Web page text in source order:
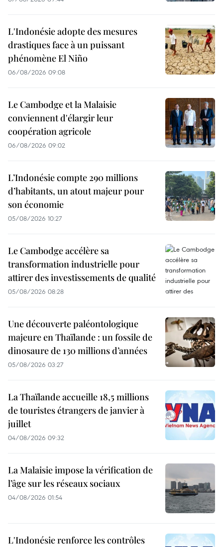
L'Indonésie adopte des mesures
drastiques face à un puissant
phénomène El Niño
06/08/2026 09:08
Le Cambodge et la Malaisie
conviennent d'élargir leur
coopération agricole
06/08/2026 09:02
L’Indonésie compte 290 millions
d’habitants, un atout majeur pour
son économie
05/08/2026 10:27
Le Cambodge accélère sa
transformation industrielle pour
attirer des investissements de qualité
05/08/2026 08:28
Une découverte paléontologique
majeure en Thaïlande : un fossile de
dinosaure de 130 millions d’années
05/08/2026 03:27
La Thaïlande accueille 18,5 millions
de touristes étrangers de janvier à
juillet
04/08/2026 09:32
La Malaisie impose la vérification de
l’âge sur les réseaux sociaux
04/08/2026 01:54
L'Indonésie renforce les contrôles